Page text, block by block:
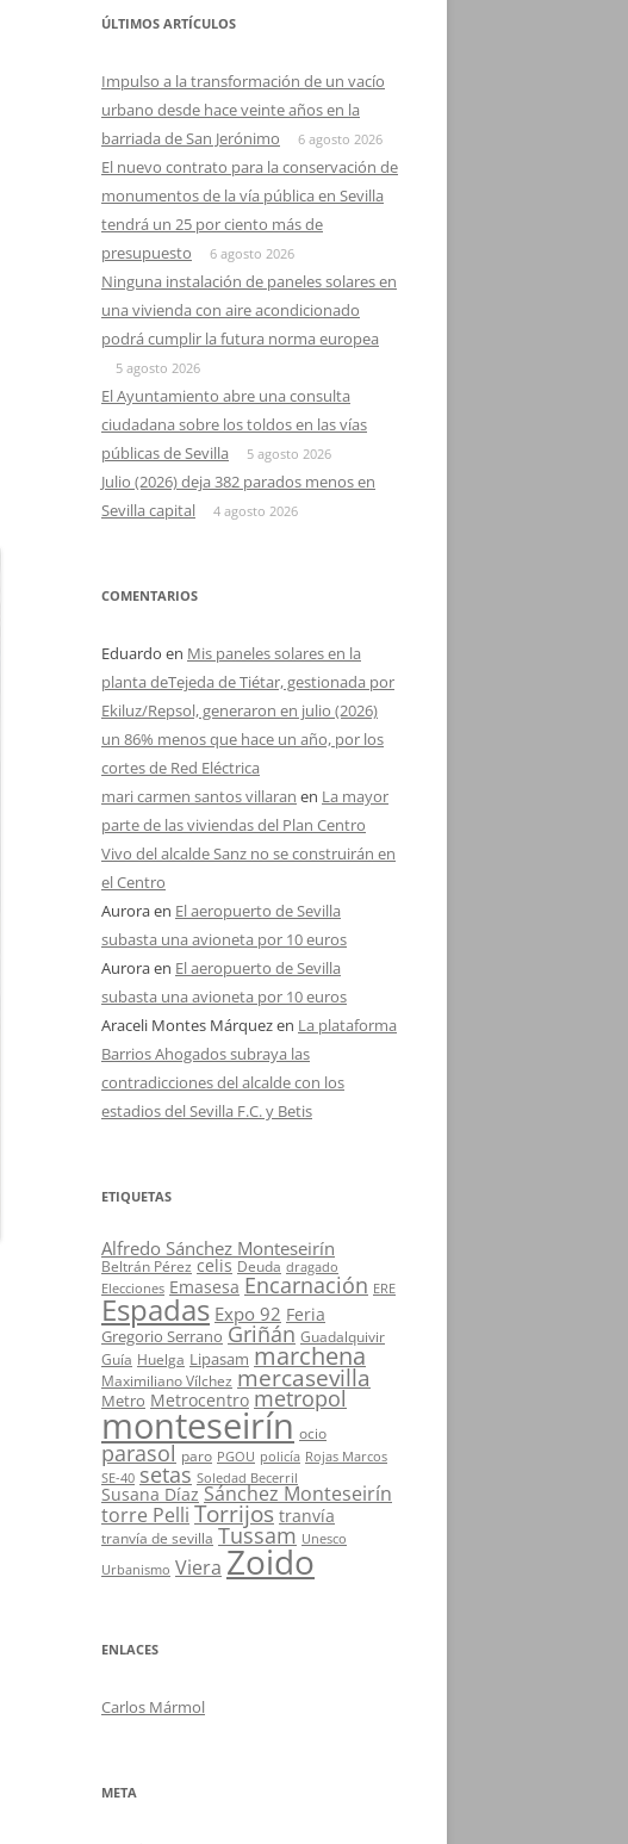
ÚLTIMOS ARTÍCULOS
Impulso a la transformación de un vacío
urbano desde hace veinte años en la
barriada de San Jerónimo
6 agosto 2026
El nuevo contrato para la conservación de
monumentos de la vía pública en Sevilla
tendrá un 25 por ciento más de
presupuesto
6 agosto 2026
Ninguna instalación de paneles solares en
una vivienda con aire acondicionado
podrá cumplir la futura norma europea
5 agosto 2026
El Ayuntamiento abre una consulta
ciudadana sobre los toldos en las vías
públicas de Sevilla
5 agosto 2026
Julio (2026) deja 382 parados menos en
Sevilla capital
4 agosto 2026
COMENTARIOS
Eduardo en Mis paneles solares en la
planta deTejeda de Tiétar, gestionada por
Ekiluz/Repsol, generaron en julio (2026)
un 86% menos que hace un año, por los
cortes de Red Eléctrica
mari carmen santos villaran en La mayor
parte de las viviendas del Plan Centro
Vivo del alcalde Sanz no se construirán en
el Centro
Auroraen El aeropuerto de Sevilla
subasta una avioneta por 10 euros
Auroraen El aeropuerto de Sevilla
subasta una avioneta por 10 euros
Araceli Montes Márquezen La plataforma
Barrios Ahogados subraya las
contradicciones del alcalde con los
estadios del Sevilla F.C. y Betis
ETIQUETAS
Alfredo Sánchez Monteseirín
Beltrán Pérez celis Deuda dragado
Elecciones Emasesa Encarnación ERE
Espadas Expo 92 Feria
Gregorio Serrano Griñán Guadalquivir
Guía Huelga Lipasam marchena
Maximiliano Vílchez mercasevilla
Metro Metrocentro metropol
monteseirín ocio
parasol paro PGOU policía Rojas Marcos
SE-40 setas Soledad Becerril
Susana Díaz Sánchez Monteseirín
torre Pelli Torrijos tranvía
tranvía de sevilla Tussam Unesco
Urbanismo Viera Zoido
ENLACES
Carlos Mármol
META